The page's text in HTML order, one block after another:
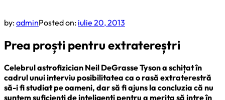
by:adminPosted on: iulie 20, 2013
Prea proști pentru extratereștri
Celebrul astrofizician Neil DeGrasse Tyson a schițat în
cadrul unui interviu posibilitatea ca o rasă extraterestră
să-i fi studiat pe oameni, dar să fi ajuns la concluzia că nu
suntem suficienți de inteligenți pentru a merita să intre în